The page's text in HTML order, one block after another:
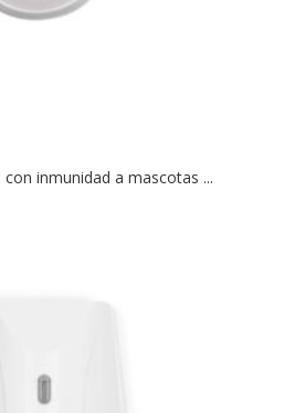
inmunidad a mascotas ...